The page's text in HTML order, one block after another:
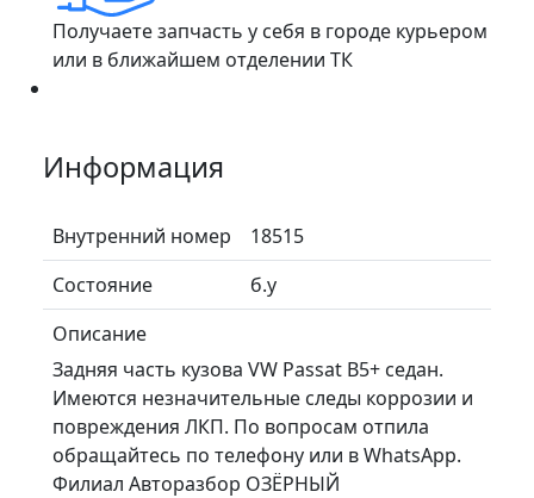
Получаете запчасть у себя в городе курьером
или в ближайшем отделении ТК
Информация
Внутренний номер
18515
Состояние
б.у
Описание
Задняя часть кузова VW Passat B5+ седан.
Имеются незначительные следы коррозии и
повреждения ЛКП. По вопросам отпила
обращайтесь по телефону или в WhatsApp.
Филиал Авторазбор ОЗЁРНЫЙ